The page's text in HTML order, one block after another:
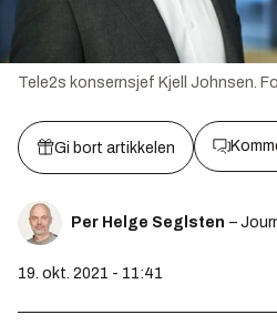
Tele2s konsernsjef Kjell Johnsen.
Gi bort artikkelen
Per Helge Seglsten –
19. okt. 2021 - 11:41